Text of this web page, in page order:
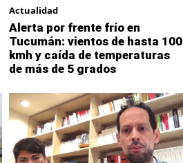
Actualidad
Alerta por frente frío en
Tucumán: vientos de hasta 100
kmh y caída de temperaturas
de más de 5 grados